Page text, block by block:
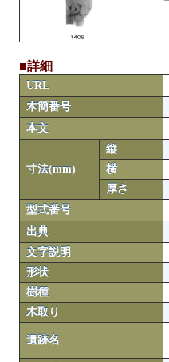
■詳細
URL
木簡番号
本文
寸法(mm)
縦
横
厚さ
型式番号
出典
文字説明
形状
樹種
木取り
遺跡名